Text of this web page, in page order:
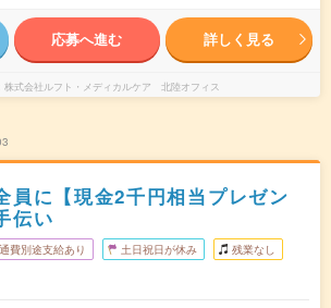
応募へ進む 詳しく見る
株式会社ルフト・メディカルケア 北陸オフィス
員に【現金2千円相当プレゼン
伝い
費別途支給あり 土日祝日が休み 残業なし